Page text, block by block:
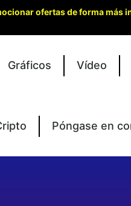
Gráficos Vídeo
Póngase en
ofertas de forma más